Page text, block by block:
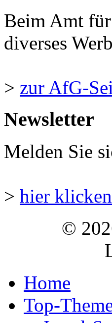
Beim Amt
diverses
> zur AfG-
Newsletter
Melden Sie
> hier klicken
©
Home
Top-